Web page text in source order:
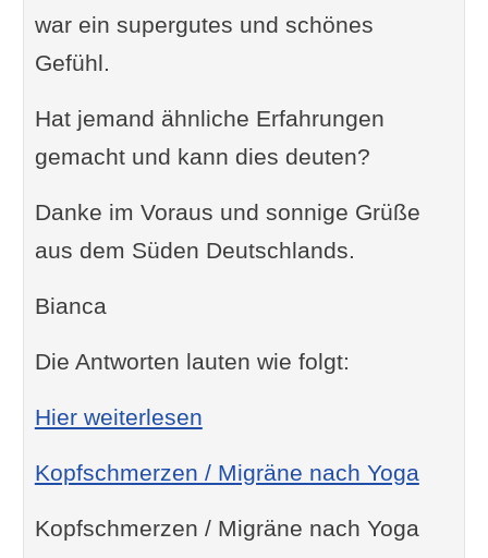
war ein supergutes und schönes
Gefühl.
Hat jemand ähnliche Erfahrungen
gemacht und kann dies deuten?
Danke im Voraus und sonnige Grüße
aus dem Süden Deutschlands.
Bianca
Die Antworten lauten wie folgt:
Hier weiterlesen: Farben sehen bei
Kopfschmerzen / Migräne nach Yoga
Kopfschmerzen / Migräne nach Yoga